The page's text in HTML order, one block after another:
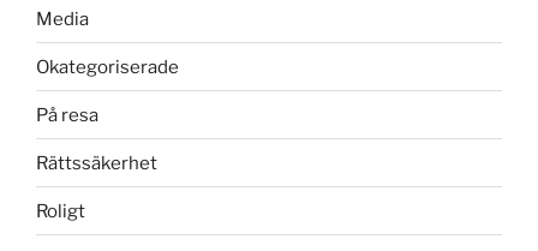
Media
Okategoriserade
På resa
Rättssäkerhet
Roligt